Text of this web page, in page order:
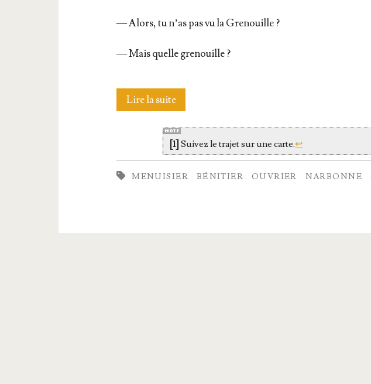
— Alors, tu n’as pas vu la Grenouille ?
— Mais quelle grenouille ?
Lire la suiteLa
nouille
[1]Sui­vez le tra­jet sur une carte.↩
MENUISIER BÉNITIER OUVRIER NARBONNE